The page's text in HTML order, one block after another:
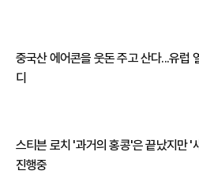
중국산 에어콘을 웃돈 주고 산다...유럽
디
스티븐 로치 '과거의 홍콩'은 끝났지만 '
진행중